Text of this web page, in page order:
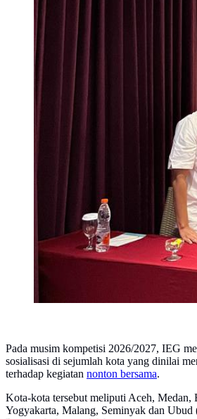
Pada musim kompetisi 2026/2027, IEG
sosialisasi di sejumlah kota yang dinilai
terhadap kegiatan nonton bersama.
Kota-kota tersebut meliputi Aceh, Medan,
Yogyakarta, Malang, Seminyak dan